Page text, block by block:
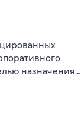
назначения…